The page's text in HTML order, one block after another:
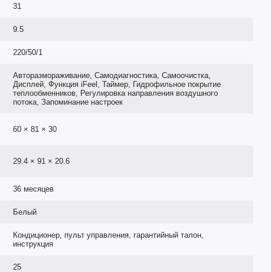
31
9.5
220/50/1
Авторазмораживание, Самодиагностика, Самоочистка,
Дисплей, Функция iFeel, Таймер, Гидрофильное покрытие
теплообменников, Регулировка направления воздушного
потока, Запоминание настроек
60 × 81 × 30
29.4 × 91 × 20.6
36 месяцев
Белый
Кондиционер, пульт управления, гарантийный талон,
инструкция
25